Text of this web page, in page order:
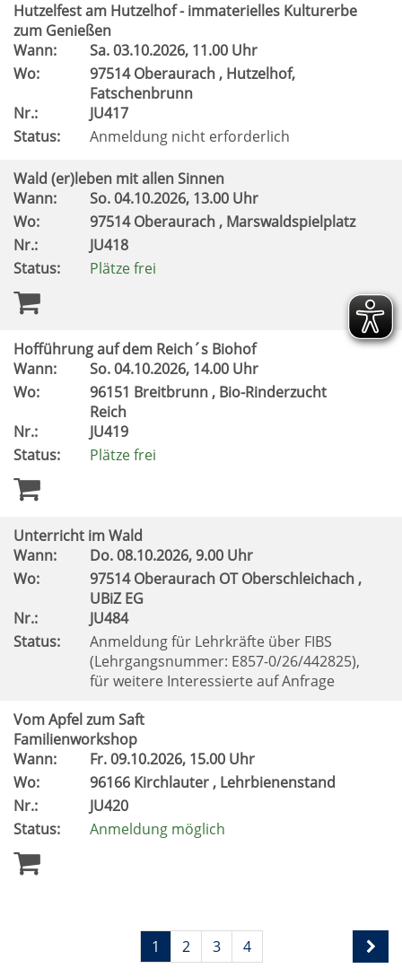
Hutzelfest am Hutzelhof - immaterielles Kulturerbe
zum Genießen
Wann:
Sa.03.10.2026, 11.00 Uhr
Wo:
97514 Oberaurach , Hutzelhof,
Fatschenbrunn
Nr.:
JU417
Status:
Anmeldung nicht erforderlich
Wald (er)leben mit allen Sinnen
Wann:
So.04.10.2026, 13.00 Uhr
Wo:
97514 Oberaurach , Marswaldspielplatz
Nr.:
JU418
Status:
Plätze frei
Hofführung auf dem Reich´s Biohof
Wann:
So.04.10.2026, 14.00 Uhr
Wo:
96151 Breitbrunn , Bio-Rinderzucht
Reich
Nr.:
JU419
Status:
Plätze frei
Unterricht im Wald
Wann:
Do.08.10.2026, 9.00 Uhr
Wo:
97514 Oberaurach OT Oberschleichach ,
UBiZ EG
Nr.:
JU484
Status:
Anmeldung für Lehrkräfte über FIBS
(Lehrgangsnummer: E857-0/26/442825),
für weitere Interessierte auf Anfrage
Vom Apfel zum Saft
Familienworkshop
Wann:
Fr.09.10.2026, 15.00 Uhr
Wo:
96166 Kirchlauter , Lehrbienenstand
Nr.:
JU420
Status:
Anmeldung möglich
1 2 3 4